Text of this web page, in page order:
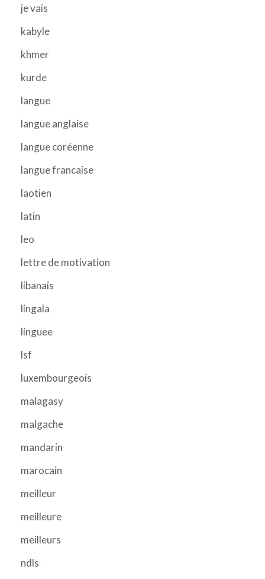
je vais
kabyle
khmer
kurde
langue
langue anglaise
langue coréenne
langue francaise
laotien
latin
leo
lettre de motivation
libanais
lingala
linguee
lsf
luxembourgeois
malagasy
malgache
mandarin
marocain
meilleur
meilleure
meilleurs
ndls